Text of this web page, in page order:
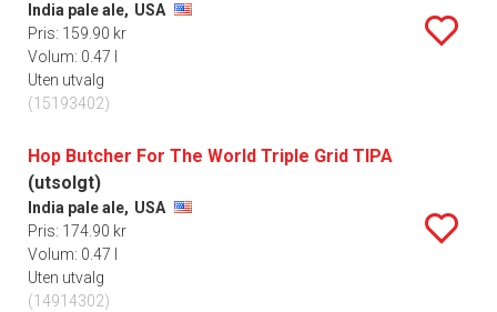
India pale ale, USA
Pris: 159.90 kr
Volum: 0.47 l
Uten utvalg
(15193402)
Hop Butcher For The World Triple Grid TIPA
(utsolgt)
India pale ale, USA
Pris: 174.90 kr
Volum: 0.47 l
Uten utvalg
(14914302)